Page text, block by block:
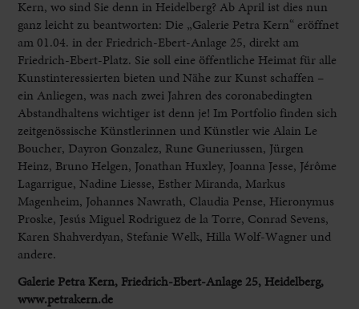
Kern, wo sind Sie denn in Heidelberg? Ab April ist dies nun
ganz leicht zu beantworten: Die „Galerie Petra Kern“ eröffnet
am 01.04. in der Friedrich-Ebert-Anlage 25, direkt am
Friedrich-Ebert-Platz. Sie soll eine öffentliche Heimat für alle
Kunstinteressierten bieten und Nähe zur Kunst schaffen –
ein Anliegen, was nach zwei Jahren des coronabedingten
Abstandhaltens wichtiger ist denn je! Im Portfolio finden sich
zeitgenössische Künstlerinnen und Künstler wie Alain Le
Boucher, Dayron Gonzalez, Rune Guneriussen, Jürgen
Heinz, Bruno Helgen, Jonathan Huxley, Joanna Jesse, Jérôme
Lagarrigue, Nadine Liesse, Esther Miranda, Markus
Magenheim, Johannes Nawrath, Claudia Pense, Hieronymus
Proske, Jesús Miguel Rodriguez de la Torre, Conrad Sevens,
Karen Shahverdyan, Stefanie Welk, Hilla Wolf-Wagner und
andere.
Galerie Petra Kern, Friedrich-Ebert-Anlage 25, Heidelberg,
www.petrakern.de